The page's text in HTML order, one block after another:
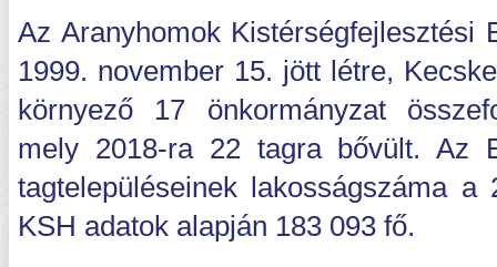
Az Aranyhomok Kistérségfejlesztési
1999. november 15. jött létre,
környező 17 önkormányzat
mely 2018-ra 22 tagra bővült. Az
tagtelepüléseinek lakosságszáma a
KSH adatok alapján 183 093 fő.